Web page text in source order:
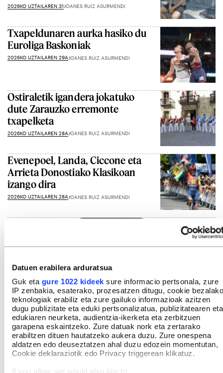
Datuen erabilera arduratsua
Guk eta gure 1022 kideek sure informacio pertsonala, zure
IP zenbakia, esaterako, prozesatzen ditugu, cookie bezalako
teknologiak erabiliz eta zure gailuko informazioak azitzen
dugu publizitate eta eduki pertsonalizatua, publizitatearen eta
edukiaren neurketa, audientzia-ikerketa eta zerbitzuen
garapena eskaintzeko. Zure datuak nork eta zertarako
erabiltzen dituen hautatzeko aukera duzu. Zure onespena
aldatzen edo deuseztatzen ahal duzu edozein momentutan,
Cookie deklaraziotik edo Privacy triggerean klikatuz.
2026KO UZTAILAREN 31JOANES RUIZ ASURMENDI
Txapeldunaren aurka hasiko du
Euroliga Baskoniak
2026KO UZTAILAREN 29A JOANES RUIZ ASURMENDI
Ostiraletik igandera jokatuko
dute Zarauzko erremonte
txapelketa
2026KO UZTAILAREN 28A JOANES RUIZ ASURMENDI
Evenepoel, Landa, Ciccone eta
Arrieta Donostiako Klasikoan
izango dira
2026KO UZTAILAREN 28A JOANES RUIZ ASURMENDI